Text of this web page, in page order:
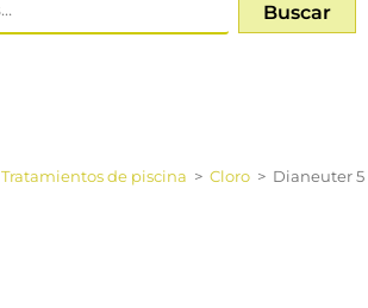
Buscar
Tratamientos de piscina > Cloro > Dianeuter